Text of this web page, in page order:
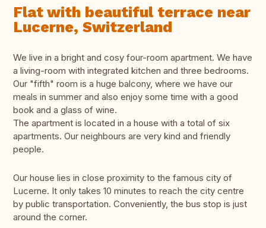
Flat with beautiful terrace near
Lucerne, Switzerland
We live in a bright and cosy four-room apartment. We have
a living-room with integrated kitchen and three bedrooms.
Our "fifth" room is a huge balcony, where we have our
meals in summer and also enjoy some time with a good
book and a glass of wine.
The apartment is located in a house with a total of six
apartments. Our neighbours are very kind and friendly
people.
Our house lies in close proximity to the famous city of
Lucerne. It only takes 10 minutes to reach the city centre
by public transportation. Conveniently, the bus stop is just
around the corner.